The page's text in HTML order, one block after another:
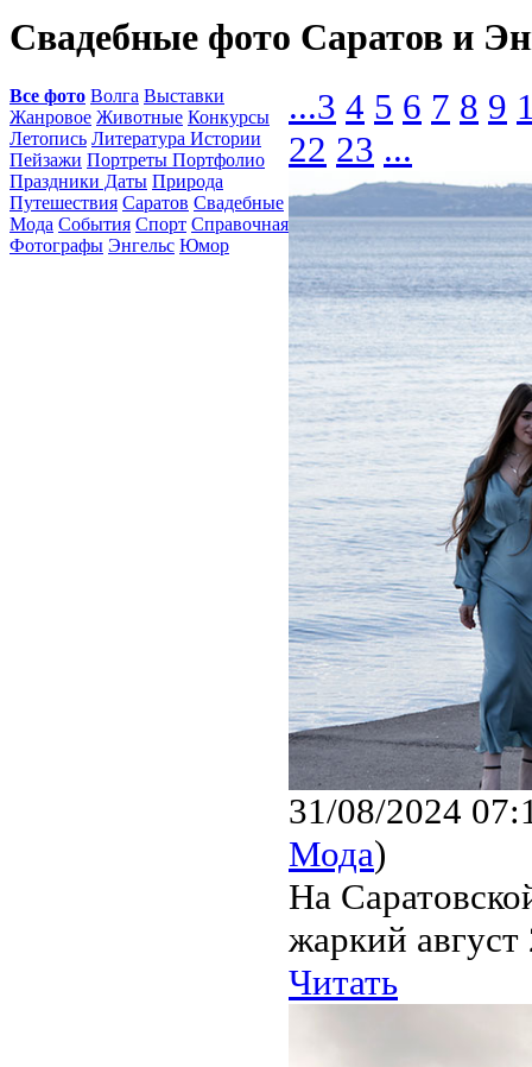
Свадебные фото Саратов и
Все фото Волга Выставки
Жанровое Животные Конкурсы
Летопись Литература Истории
Пейзажи Портреты Портфолио
Праздники Даты Природа
Путешествия Саратов Свадебные
Мода События Спорт Справочная
Фотографы Энгельс Юмор
...3 4 5 6 7 8 9
22 23 ...
31/08/2024
Мода)
На
жаркий август
Читать